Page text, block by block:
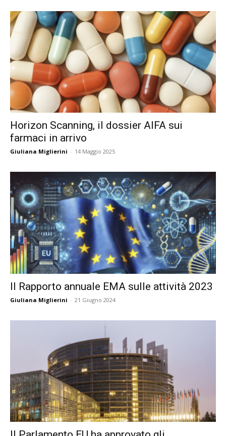
Horizon Scanning, il dossier AIFA sui
farmaci in arrivo
Giuliana Miglierini - 14 Maggio 2025
Il Rapporto annuale EMA sulle attività 2023
Giuliana Miglierini - 21 Giugno 2024